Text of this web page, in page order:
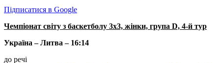
Підписатися в Google
Чемпіонат світу з баскетболу 3х3, жінки, група D, 4-й тур
Україна – Литва – 16:14
до речі